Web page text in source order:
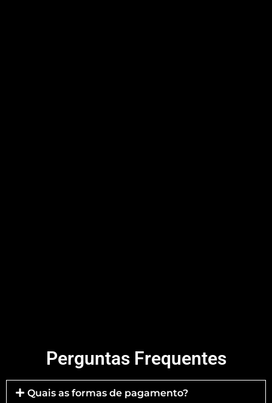
Perguntas Frequentes
Quais as formas de pagamento?